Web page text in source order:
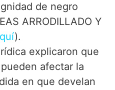
de negro
ARRODILLADO Y
).
explicaron que
afectar la
en que develan